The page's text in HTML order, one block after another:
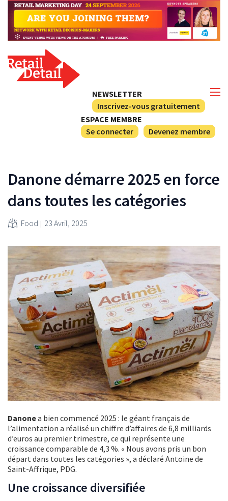
NEWSLETTER
Inscrivez-vous gratuitement
ESPACE MEMBRE
Se connecter
Devenez membre
Danone démarre 2025 en force
dans toutes les catégories
Food 23 Avril, 2025
Danonea bien commencé 2025 : le géant français de
l’alimentation a réalisé un chiffre d’affaires de 6,8 milliards
d’euros au premier trimestre, ce qui représente une
croissance comparable de 4,3 %. « Nous avons pris un bon
départ dans toutes les catégories », a déclaré Antoine de
Saint-Affrique, PDG.
Une croissance diversifiée